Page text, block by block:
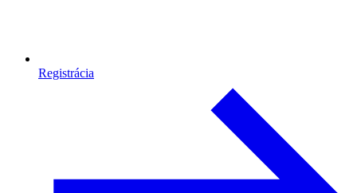
Registrácia